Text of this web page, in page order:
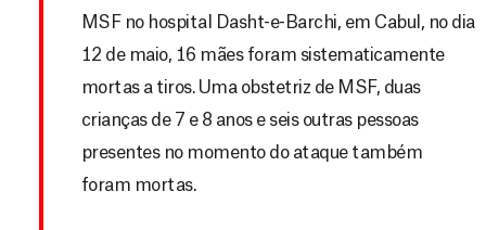
MSF no hospital Dasht-e-Barchi, em Cabul, no dia
12 de maio, 16 mães foram sistematicamente
mortas a tiros. Uma obstetriz de MSF, duas
crianças de 7 e 8 anos e seis outras pessoas
presentes no momento do ataque também
foram mortas.